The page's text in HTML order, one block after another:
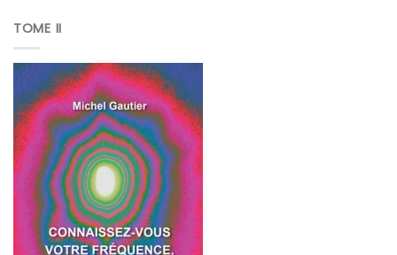
TOME II